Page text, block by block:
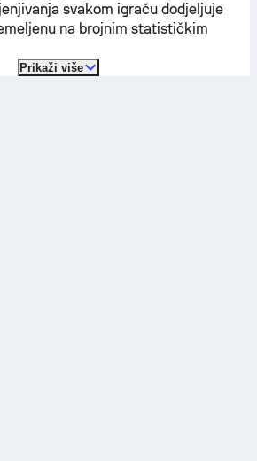
svakom igraču dodjeljuje
na brojnim statističkim
Prikaži više